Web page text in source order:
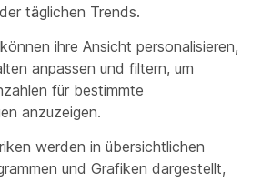
täglichen Trends.
ihre Ansicht personalisieren,
anpassen und filtern, um
für bestimmte
anzuzeigen.
werden in übersichtlichen
und Grafiken dargestellt,